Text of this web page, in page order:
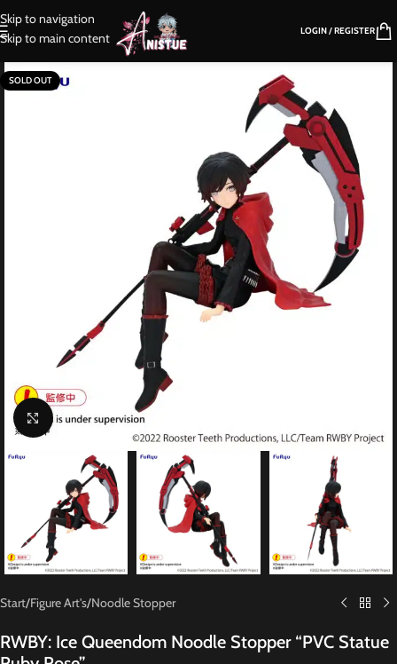
Skip to navigation
Skip to main content
LOGIN / REGISTER
SOLD OUT
Click to enlarge
Start/Figure Art's/Noodle Stopper
RWBY: Ice Queendom Noodle Stopper “PVC Statue